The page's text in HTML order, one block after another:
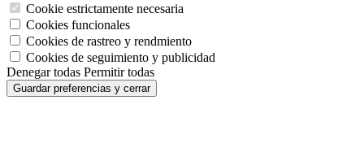
Cookie estrictamente necesaria
Cookies funcionales
Cookies de rastreo y rendmiento
Cookies de seguimiento y publicidad
Denegar todas Permitir todas
Guardar preferencias y cerrar